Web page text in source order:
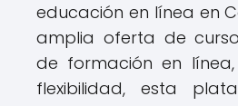
educación en línea en
amplia oferta de
de formación en
flexibilidad, esta